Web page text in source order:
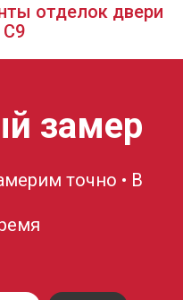
отделок двери
С9
замер
точно • В